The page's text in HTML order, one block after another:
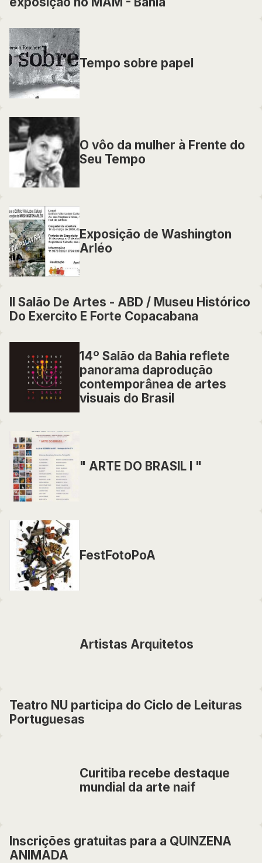
Tempo sobre papel
O vôo da mulher à Frente do
Seu Tempo
Exposição de Washington
Arléo
II Salão De Artes - ABD / Museu Histórico
Do Exercito E Forte Copacabana
14º Salão da Bahia reflete
panorama daprodução
contemporânea de artes
visuais do Brasil
" ARTE DO BRASIL I "
FestFotoPoA
Artistas Arquitetos
Teatro NU participa do Ciclo de Leituras
Portuguesas
Curitiba recebe destaque
mundial da arte naif
Inscrições gratuitas para a QUINZENA
ANIMADA